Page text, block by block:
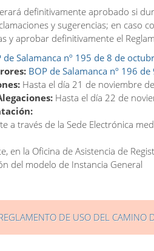
definitivamente aprobado si
y sugerencias; en caso
y aprobar definitivamente el
de Salamanca nº 195 de 8 de
BOP de Salamanca nº 196
Hasta el día 21 de noviembre
Hasta el día 22 de
a través de la Sede Electrónica
en la Oficina de Asistencia de
del modelo de Instancia General
DE USO DEL CAMINO